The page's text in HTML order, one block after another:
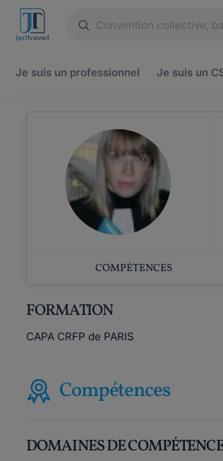
Je suis un professionnel Je suis un
COMPÉTENCES
FORMATION
CAPA CRFP de PARIS
Compétences
DOMAINES DE